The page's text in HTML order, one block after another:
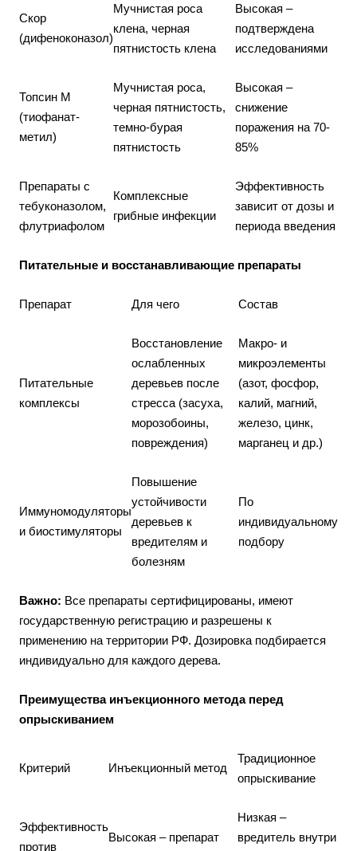
Скор
(дифеноконазол)
Мучнистая роса
клена, черная
пятнистость клена
Высокая –
подтверждена
исследованиями
Топсин М
(тиофанат-
метил)
Мучнистая роса,
черная пятнистость,
темно-бурая
пятнистость
Высокая –
снижение
поражения на 70-
85%
Препараты с
тебуконазолом,
флутриафолом
Комплексные
грибные инфекции
Эффективность
зависит от дозы и
периода введения
Питательные и восстанавливающие препараты
Препарат Для чего Состав
Питательные
комплексы
Восстановление
ослабленных
деревьев после
стресса (засуха,
морозобоины,
повреждения)
Макро- и
микроэлементы
(азот, фосфор,
калий, магний,
железо, цинк,
марганец и др.)
Иммуномодуляторы
и биостимуляторы
Повышение
устойчивости
деревьев к
вредителям и
болезням
По
индивидуальному
подбору
Важно: Все препараты сертифицированы, имеют
государственную регистрацию и разрешены к
применению на территории РФ. Дозировка подбирается
индивидуально для каждого дерева.
Преимущества инъекционного метода перед
опрыскиванием
Критерий Инъекционный метод
Традиционное
опрыскивание
Эффективность
против
Высокая – препарат
Низкая –
вредитель внутри